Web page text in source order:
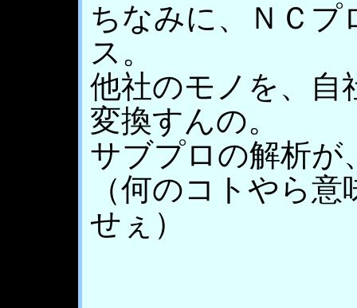
ちなみに、ＮＣプ
ス。
他社のモノを、自
変換すんの。
サブプロの解析が
（何のコトやら
せぇ）